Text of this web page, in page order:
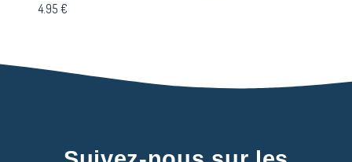
4.95 €